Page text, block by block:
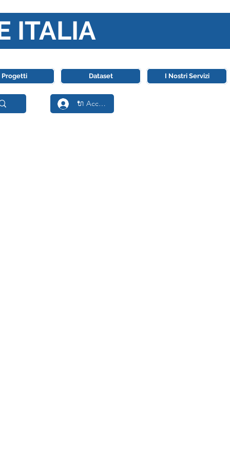
ITALIA
Progetti Dataset I Nostri Servizi
🔌 Accedi